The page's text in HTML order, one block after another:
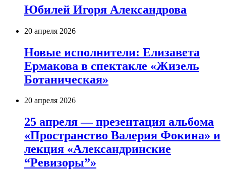
Юбилей Игоря Александрова
20 апреля 2026
Новые исполнители: Елизавета
Ермакова в спектакле «Жизель
Ботаническая»
20 апреля 2026
25 апреля — презентация альбома
«Пространство Валерия Фокина» и
лекция «Александринские
“Ревизоры”»